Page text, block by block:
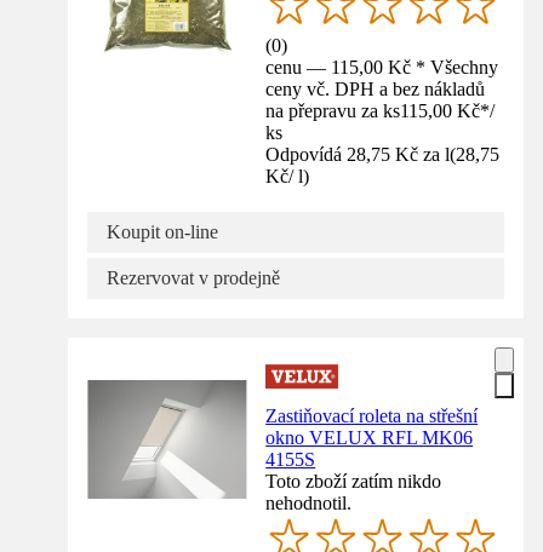
(0)
cenu — 115,00 Kč * Všechny
ceny vč. DPH a bez nákladů
na přepravu za ks115,00 Kč*/
ks
Odpovídá 28,75 Kč za l(28,75
Kč/ l)
Koupit on-line
Rezervovat v prodejně
Zastiňovací roleta na střešní
okno VELUX RFL MK06
4155S
Toto zboží zatím nikdo
nehodnotil.